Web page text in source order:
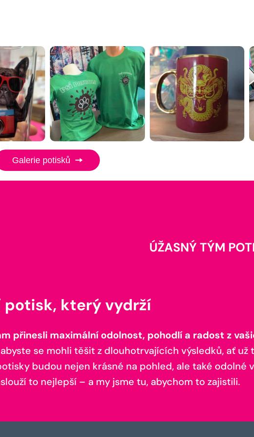
Galerie potisků
ÚŽASNÝ TÝM
potisk, který vydrží
přinesli maximální odolnost, pohodlí a radost z
se mohli těšit z dlouhotrvajících výsledků, ať už
budou nejen krásné na pohled, ale také odolné
to nejlepší – a my jsme tu, abychom to zajistili.